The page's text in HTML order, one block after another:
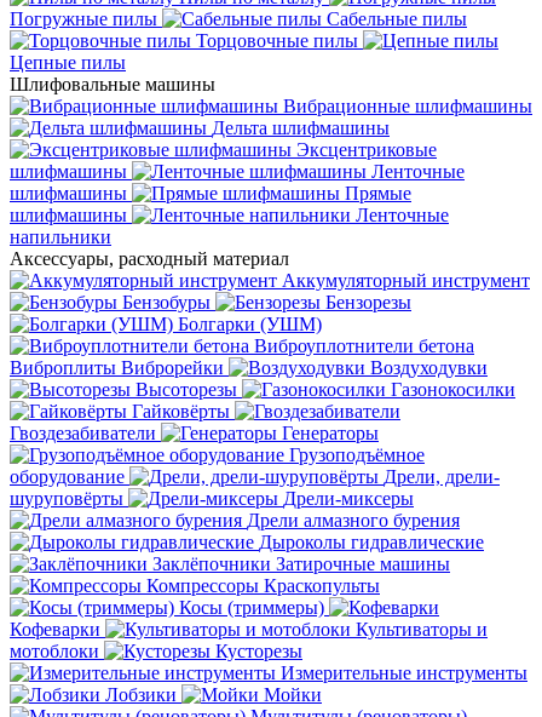
Погружные пилы
Сабельные пилы
Торцовочные пилы
Цепные пилы
Шлифовальные машины
Вибрационные шлифмашины
Дельта шлифмашины
Эксцентриковые
шлифмашины
Ленточные
шлифмашины
Прямые
шлифмашины
Ленточные
напильники
Аксессуары, расходный материал
Аккумуляторный инструмент
Бензобуры
Бензорезы
Болгарки (УШМ)
Виброуплотнители бетона
Виброплиты Виброрейки
Воздуходувки
Высоторезы
Газонокосилки
Гайковёрты
Гвоздезабиватели
Генераторы
Грузоподъёмное
оборудование
Дрели, дрели-
шуруповёрты
Дрели-миксеры
Дрели алмазного бурения
Дыроколы гидравлические
Заклёпочники Затирочные машины
Компрессоры Краскопульты
Косы (триммеры)
Кофеварки
Культиваторы и
мотоблоки
Кусторезы
Измерительные инструменты
Лобзики
Мойки